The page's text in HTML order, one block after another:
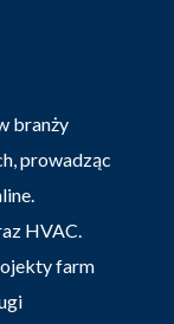
branży
prowadząc
HVAC.
farm